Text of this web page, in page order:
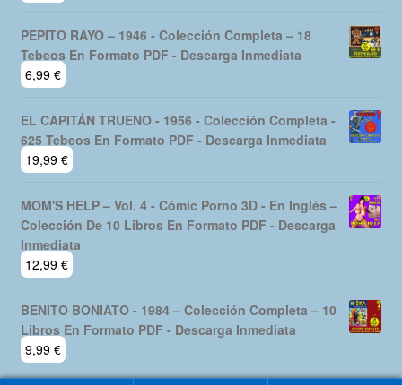
PEPITO RAYO – 1946 - Colección Completa – 18
Tebeos En Formato PDF - Descarga Inmediata
6,99 €
EL CAPITÁN TRUENO - 1956 - Colección Completa -
625 Tebeos En Formato PDF - Descarga Inmediata
19,99 €
MOM'S HELP – Vol. 4 - Cómic Porno 3D - En Inglés –
Colección De 10 Libros En Formato PDF - Descarga
Inmediata
12,99 €
BENITO BONIATO - 1984 – Colección Completa – 10
Libros En Formato PDF - Descarga Inmediata
9,99 €